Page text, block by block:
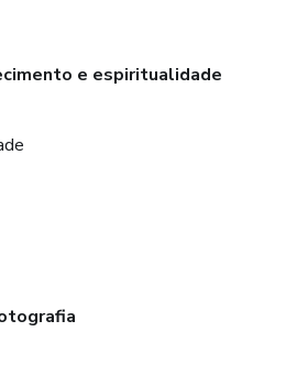
e espiritualidade